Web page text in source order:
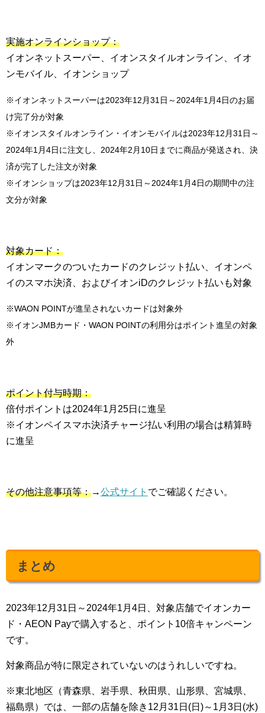
実施オンラインショップ：
イオンネットスーパー、イオンスタイルオンライン、イオ
ンモバイル、イオンショップ
※イオンネットスーパーは2023年12月31日～2024年1月4日のお届
け完了分が対象
※イオンスタイルオンライン・イオンモバイルは2023年12月31日～
2024年1月4日に注文し、2024年2月10日までに商品が発送され、決
済が完了した注文が対象
※イオンショップは2023年12月31日～2024年1月4日の期間中の注
文分が対象
対象カード：
イオンマークのついたカードのクレジット払い、イオンペ
イのスマホ決済、およびイオンiDのクレジット払いも対象
※WAON POINTが進呈されないカードは対象外
※イオンJMBカード・WAON POINTの利用分はポイント進呈の対象
外
ポイント付与時期：
倍付ポイントは2024年1月25日に進呈
※イオンペイスマホ決済チャージ払い利用の場合は精算時
に進呈
その他注意事項等：→公式サイト でご確認ください。
まとめ
2023年12月31日～2024年1月4日、対象店舗でイオンカー
ド・AEON Payで購入すると、ポイント10倍キャンペーン
です。
対象商品が特に限定されていないのはうれしいですね。
※東北地区（青森県、岩手県、秋田県、山形県、宮城県、
福島県）では、一部の店舗を除き12月31日(日)～1月3日(水)